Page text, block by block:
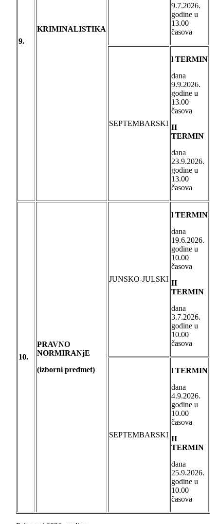
9.
KRIMINALISTIKA
9.7.2026.
godine u
13.00
časova
SEPTEMBARSKI
l TERMIN
dana
9.9.2026.
godine u
13.00
časova
II
TERMIN
dana
23.9.2026.
godine u
13.00
časova
10.
PRAVNO
NORMIRANjE
(izborni predmet)
JUNSKO-JULSKI
l TERMIN
dana
19.6.2026.
godine u
10.00
časova
II
TERMIN
dana
3.7.2026.
godine u
10.00
časova
SEPTEMBARSKI
l TERMIN
dana
4.9.2026.
godine u
10.00
časova
II
TERMIN
dana
25.9.2026.
godine u
10.00
časova